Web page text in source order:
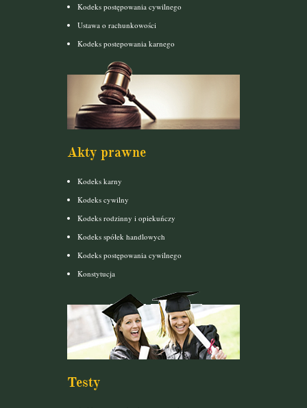
Kodeks postępowania cywilnego
Ustawa o rachunkowości
Kodeks postepowania karnego
Akty prawne
Kodeks karny
Kodeks cywilny
Kodeks rodzinny i opiekuńczy
Kodeks spółek handlowych
Kodeks postępowania cywilnego
Konstytucja
Testy